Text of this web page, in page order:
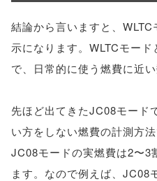
結論から言いますと、
示になります。WLTCモー
で、日常的に使う燃費に近い
先ほど出てきたJC08モード
い方をしない燃費の計測方法
JC08モードの実燃費は2〜3
ます。なので例えば、JC08